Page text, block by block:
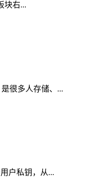
块右...
很多人存储、...
户私钥，从...